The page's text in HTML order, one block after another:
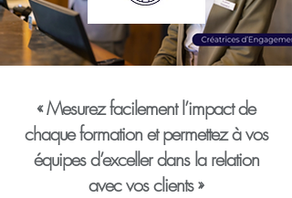
« Mesurez facilement l’impact de
chaque formation et permettez à vos
équipes d’exceller dans la relation
avec vos clients »